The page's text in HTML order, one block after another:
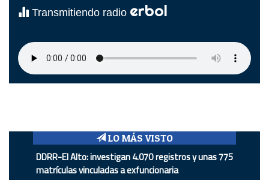
Transmitiendo radio erbol
LO MÁS VISTO
DDRR-El Alto: investigan 4.070 registros y unas 775
matrículas vinculadas a exfuncionaria